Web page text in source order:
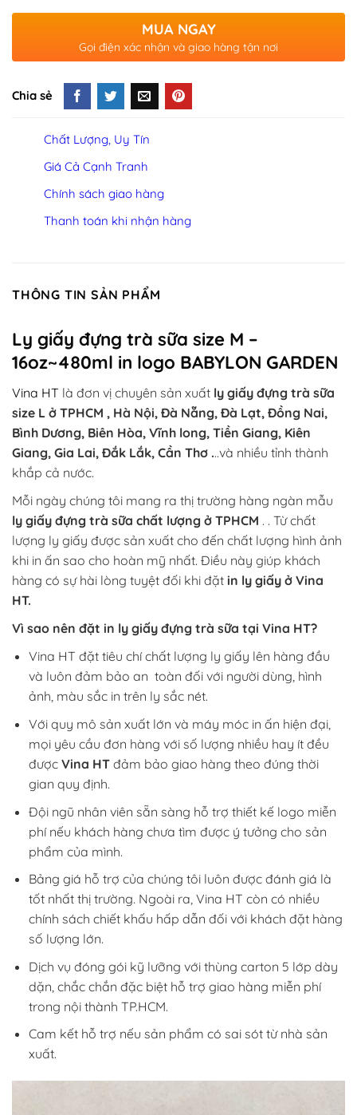
MUA NGAY
Gọi điện xác nhận và giao hàng tận nơi
Chia sẻ
Chất Lượng, Uy Tín
Giá Cả Cạnh Tranh
Chính sách giao hàng
Thanh toán khi nhận hàng
THÔNG TIN SẢN PHẨM
Ly giấy đựng trà sữa size M –
16oz~480ml in logo BABYLON GARDEN
Vina HT là đơn vị chuyên sản xuất ly giấy đựng trà sữa
size L ở TPHCM , Hà Nội, Đà Nẵng, Đà Lạt, Đồng Nai,
Bình Dương, Biên Hòa, Vĩnh long, Tiền Giang, Kiên
Giang, Gia Lai, Đắk Lắk, Cần Thơ ...và nhiều tỉnh thành
khắp cả nước.
Mỗi ngày chúng tôi mang ra thị trường hàng ngàn mẫu
ly giấy đựng trà sữa chất lượng ở TPHCM . . Từ chất
lượng ly giấy được sản xuất cho đến chất lượng hình ảnh
khi in ấn sao cho hoàn mỹ nhất. Điều này giúp khách
hàng có sự hài lòng tuyệt đối khi đặt in ly giấy ở Vina
HT.
Vì sao nên đặt in ly giấy đựng trà sữa tại Vina HT?
Vina HT đặt tiêu chí chất lượng ly giấy lên hàng đầu
và luôn đảm bảo an toàn đối với người dùng, hình
ảnh, màu sắc in trên ly sắc nét.
Với quy mô sản xuất lớn và máy móc in ấn hiện đại,
mọi yêu cầu đơn hàng với số lượng nhiều hay ít đều
được Vina HT đảm bảo giao hàng theo đúng thời
gian quy định.
Đội ngũ nhân viên sẵn sàng hỗ trợ thiết kế logo miễn
phí nếu khách hàng chưa tìm được ý tưởng cho sản
phẩm của mình.
Bảng giá hỗ trợ của chúng tôi luôn được đánh giá là
tốt nhất thị trường. Ngoài ra, Vina HT còn có nhiều
chính sách chiết khấu hấp dẫn đối với khách đặt hàng
số lượng lớn.
Dịch vụ đóng gói kỹ lưỡng với thùng carton 5 lớp dày
dặn, chắc chắn đặc biệt hỗ trợ giao hàng miễn phí
trong nội thành TP.HCM.
Cam kết hỗ trợ nếu sản phẩm có sai sót từ nhà sản
xuất.